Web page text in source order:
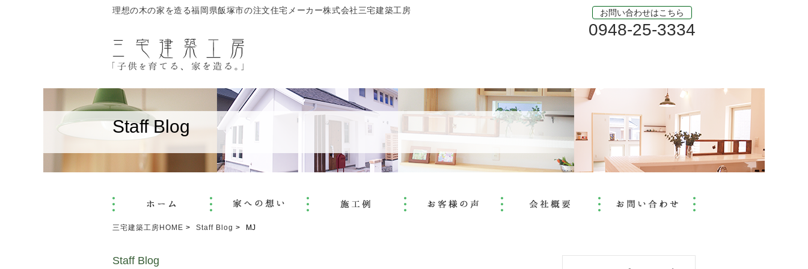
理想の木の家を造る福岡県飯塚市の注文住宅メーカー株式会社三宅建築工房 お問い合わせはこちら
0948-25-3334
Staff Blog
三宅建築工房HOME Staff Blog MJ
Staff Blog